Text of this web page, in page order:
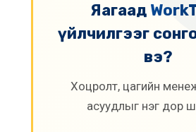
Яагаад
үйлчилгээг
вэ?
Хоцролт, цагийн
асуудлыг нэг дор